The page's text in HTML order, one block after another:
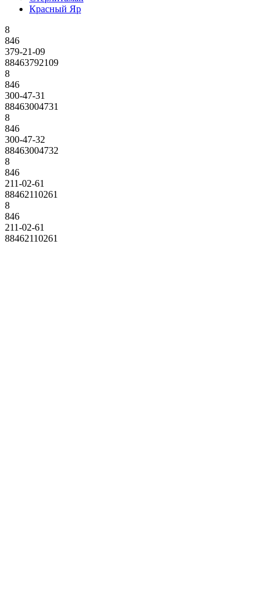
Красный Яр
8
846
379-21-09
88463792109
8
846
300-47-31
88463004731
8
846
300-47-32
88463004732
8
846
211-02-61
88462110261
8
846
211-02-61
88462110261